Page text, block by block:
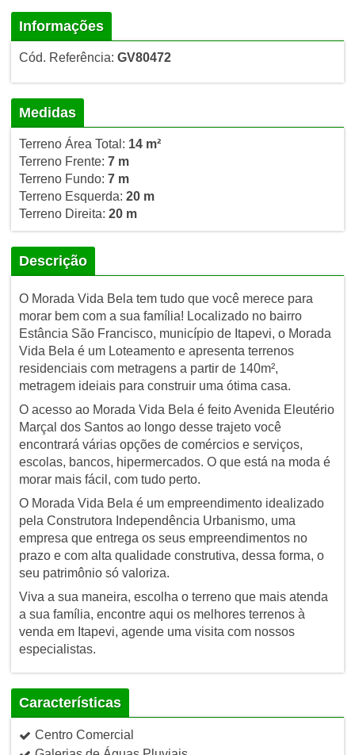
Informações
Cód. Referência: GV80472
Medidas
Terreno Área Total: 14 m²
Terreno Frente: 7 m
Terreno Fundo: 7 m
Terreno Esquerda: 20 m
Terreno Direita: 20 m
Descrição
O Morada Vida Bela tem tudo que você merece para
morar bem com a sua família! Localizado no bairro
Estância São Francisco, município de Itapevi, o Morada
Vida Bela é um Loteamento e apresenta terrenos
residenciais com metragens a partir de 140m²,
metragem ideiais para construir uma ótima casa.
O acesso ao Morada Vida Bela é feito Avenida Eleutério
Marçal dos Santos ao longo desse trajeto você
encontrará várias opções de comércios e serviços,
escolas, bancos, hipermercados. O que está na moda é
morar mais fácil, com tudo perto.
O Morada Vida Bela é um empreendimento idealizado
pela Construtora Independência Urbanismo, uma
empresa que entrega os seus empreendimentos no
prazo e com alta qualidade construtiva, dessa forma, o
seu patrimônio só valoriza.
Viva a sua maneira, escolha o terreno que mais atenda
a sua família, encontre aqui os melhores terrenos à
venda em Itapevi, agende uma visita com nossos
especialistas.
Características
Centro Comercial